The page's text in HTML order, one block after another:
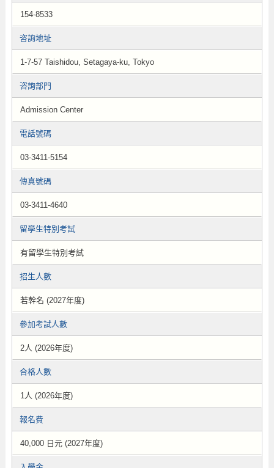
154-8533
咨詢地址
1-7-57 Taishidou, Setagaya-ku, Tokyo
咨詢部門
Admission Center
電話號碼
03-3411-5154
傳真號碼
03-3411-4640
留學生特別考試
有留學生特別考試
招生人數
若幹名 (2027年度)
參加考試人數
2人 (2026年度)
合格人數
1人 (2026年度)
報名費
40,000 日元 (2027年度)